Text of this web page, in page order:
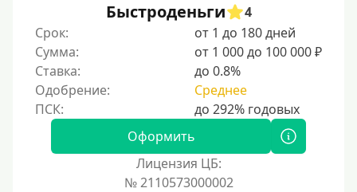
Быстроденьги
4
Срок:
от 1 до 180 дней
Сумма:
от 1 000 до 100 000 ₽
Ставка:
до 0.8%
Одобрение:
Среднее
Оформить
Лицензия ЦБ:
№ 2110573000002